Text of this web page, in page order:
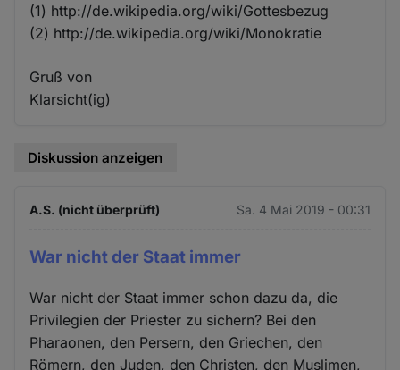
(1) http://de.wikipedia.org/wiki/Gottesbezug
(2) http://de.wikipedia.org/wiki/Monokratie
Gruß von
Klarsicht(ig)
Diskussion anzeigen
A.S. (nicht überprüft) Sa. 4 Mai 2019 - 00:31
War nicht der Staat immer
War nicht der Staat immer schon dazu da, die
Privilegien der Priester zu sichern? Bei den
Pharaonen, den Persern, den Griechen, den
Römern, den Juden, den Christen, den Muslimen,